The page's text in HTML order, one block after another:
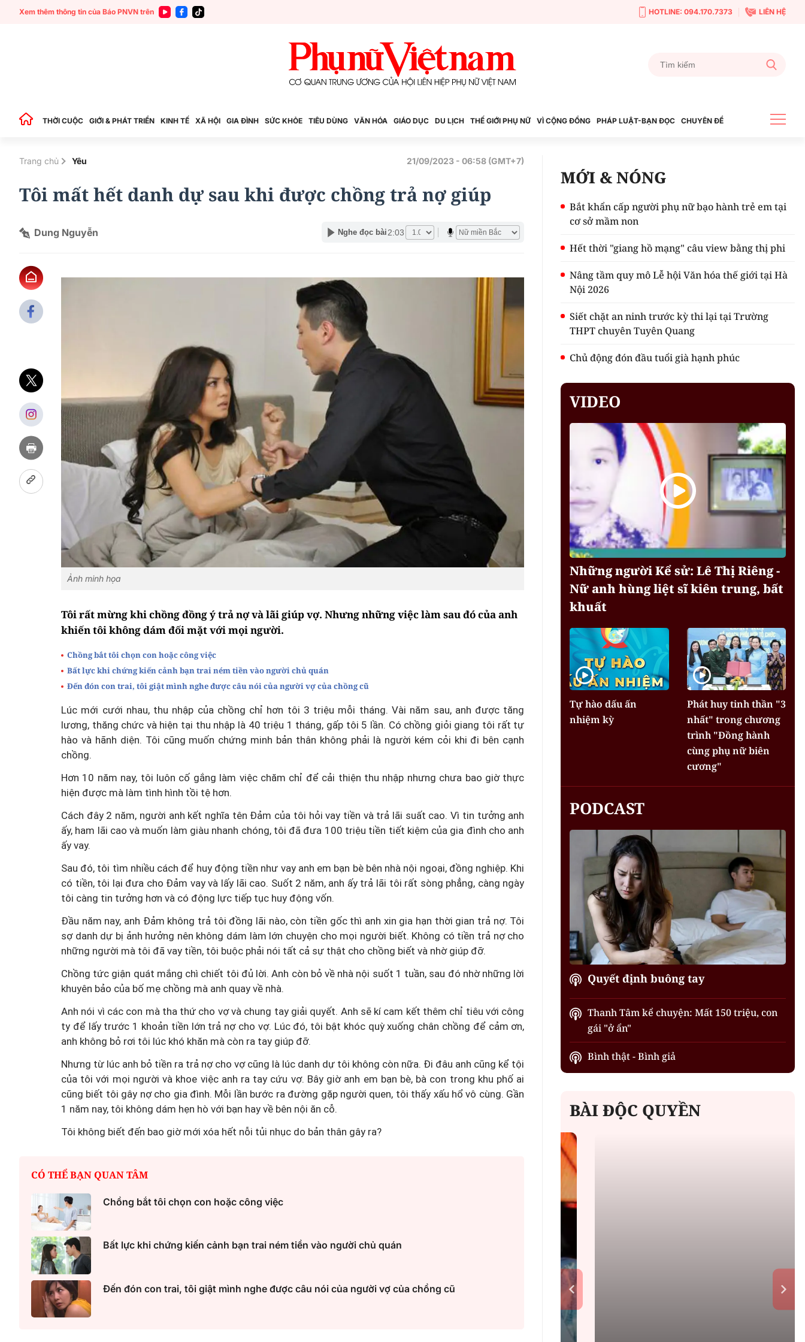
Xem thêm thông tin của Báo PNVN trên HOTLINE: 094.170.7373 LIÊN HỆ
THỜI CUỘC GIỚI & PHÁT TRIỂN KINH TẾ XÃ HỘI GIA ĐÌNH SỨC KHỎE TIÊU DÙNG VĂN HÓA GIÁO DỤC DU LỊCH THẾ GIỚI PHỤ NỮ VÌ CỘNG ĐỒNG PHÁP LUẬT-BẠN ĐỌC CHUYÊN ĐỀ
Trang chủ Yêu 21/09/2023 - 06:58 (GMT+7)
Tôi mất hết danh dự sau khi được chồng trả nợ giúp
Dung Nguyễn Nghe đọc bài 2:03
Ảnh minh họa
Tôi rất mừng khi chồng đồng ý trả nợ và lãi giúp vợ. Nhưng những việc làm sau đó của anh
khiến tôi không dám đối mặt với mọi người.
Chồng bắt tôi chọn con hoặc công việc
Bất lực khi chứng kiến cảnh bạn trai ném tiền vào người chủ quán
Đến đón con trai, tôi giật mình nghe được câu nói của người vợ của chồng cũ
Lúc mới cưới nhau, thu nhập của chồng chỉ hơn tôi 3 triệu mỗi tháng. Vài năm sau, anh được tăng
lương, thăng chức và hiện tại thu nhập là 40 triệu 1 tháng, gấp tôi 5 lần. Có chồng giỏi giang tôi rất tự
hào và hãnh diện. Tôi cũng muốn chứng minh bản thân không phải là người kém cỏi khi đi bên cạnh
chồng.
Hơn 10 năm nay, tôi luôn cố gắng làm việc chăm chỉ để cải thiện thu nhập nhưng chưa bao giờ thực
hiện được mà làm tình hình tồi tệ hơn.
Cách đây 2 năm, người anh kết nghĩa tên Đảm của tôi hỏi vay tiền và trả lãi suất cao. Vì tin tưởng anh
ấy, ham lãi cao và muốn làm giàu nhanh chóng, tôi đã đưa 100 triệu tiền tiết kiệm của gia đình cho anh
ấy vay.
Sau đó, tôi tìm nhiều cách để huy động tiền như vay anh em bạn bè bên nhà nội ngoại, đồng nghiệp. Khi
có tiền, tôi lại đưa cho Đảm vay và lấy lãi cao. Suốt 2 năm, anh ấy trả lãi tôi rất sòng phẳng, càng ngày
tôi càng tin tưởng hơn và có động lực tiếp tục huy động vốn.
Đầu năm nay, anh Đảm không trả tôi đồng lãi nào, còn tiền gốc thì anh xin gia hạn thời gian trả nợ. Tôi
sợ danh dự bị ảnh hưởng nên không dám làm lớn chuyện cho mọi người biết. Không có tiền trả nợ cho
những người mà tôi đã vay tiền, tôi buộc phải nói tất cả sự thật cho chồng biết và nhờ giúp đỡ.
Chồng tức giận quát mắng chì chiết tôi đủ lời. Anh còn bỏ về nhà nội suốt 1 tuần, sau đó nhờ những lời
khuyên bảo của bố mẹ chồng mà anh quay về nhà.
Anh nói vì các con mà tha thứ cho vợ và chung tay giải quyết. Anh sẽ kí cam kết thêm chỉ tiêu với công
ty để lấy trước 1 khoản tiền lớn trả nợ cho vợ. Lúc đó, tôi bật khóc quỳ xuống chân chồng để cảm ơn,
anh không bỏ rơi tôi lúc khó khăn mà còn ra tay giúp đỡ.
Nhưng từ lúc anh bỏ tiền ra trả nợ cho vợ cũng là lúc danh dự tôi không còn nữa. Đi đâu anh cũng kể tội
của tôi với mọi người và khoe việc anh ra tay cứu vợ. Bây giờ anh em bạn bè, bà con trong khu phố ai
cũng biết tôi gây nợ cho gia đình. Mỗi lần bước ra đường gặp người quen, tôi thấy xấu hổ vô cùng. Gần
1 năm nay, tôi không dám hẹn hò với bạn hay về bên nội ăn cỗ.
Tôi không biết đến bao giờ mới xóa hết nỗi tủi nhục do bản thân gây ra?
CÓ THỂ BẠN QUAN TÂM
Chồng bắt tôi chọn con hoặc công việc
Bất lực khi chứng kiến cảnh bạn trai ném tiền vào người chủ quán
Đến đón con trai, tôi giật mình nghe được câu nói của người vợ của chồng cũ
MỚI & NÓNG
Bắt khẩn cấp người phụ nữ bạo hành trẻ em tại
cơ sở mầm non
Hết thời "giang hồ mạng" câu view bằng thị phi
Nâng tầm quy mô Lễ hội Văn hóa thế giới tại Hà
Nội 2026
Siết chặt an ninh trước kỳ thi lại tại Trường
THPT chuyên Tuyên Quang
Chủ động đón đầu tuổi già hạnh phúc
VIDEO
Những người Kể sử: Lê Thị Riêng -
Nữ anh hùng liệt sĩ kiên trung, bất
khuất
Tự hào dấu ấn
nhiệm kỳ
Phát huy tinh thần "3
nhất" trong chương
trình "Đồng hành
cùng phụ nữ biên
cương"
PODCAST
Quyết định buông tay
Thanh Tâm kể chuyện: Mất 150 triệu, con
gái "ở ẩn"
Bình thật - Bình giả
BÀI ĐỘC QUYỀN